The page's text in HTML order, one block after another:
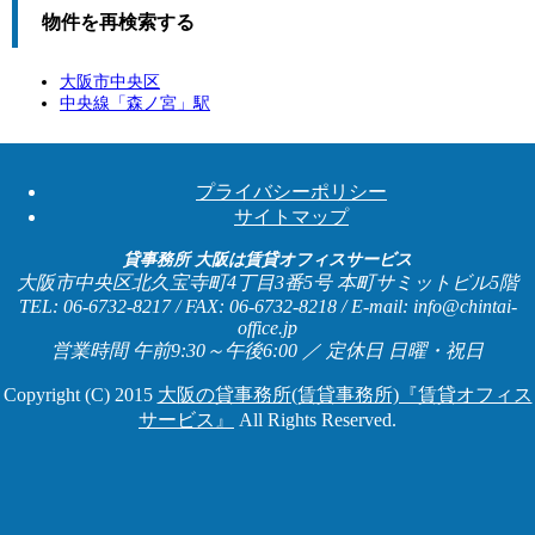
物件を再検索する
大阪市中央区
中央線「 森ノ宮 」駅
プライバシーポリシー
サイトマップ
貸事務所 大阪は賃貸オフィスサービス
大阪市中央区北久宝寺町4丁目3番5号 本町サミットビル5階
TEL: 06-6732-8217 / FAX: 06-6732-8218 / E-mail: info@chintai-
office.jp
営業時間 午前9:30～午後6:00 ／ 定休日 日曜・祝日
Copyright (C) 2015 大阪の貸事務所(賃貸事務所)『賃貸オフィス
サービス』
All Rights Reserved.